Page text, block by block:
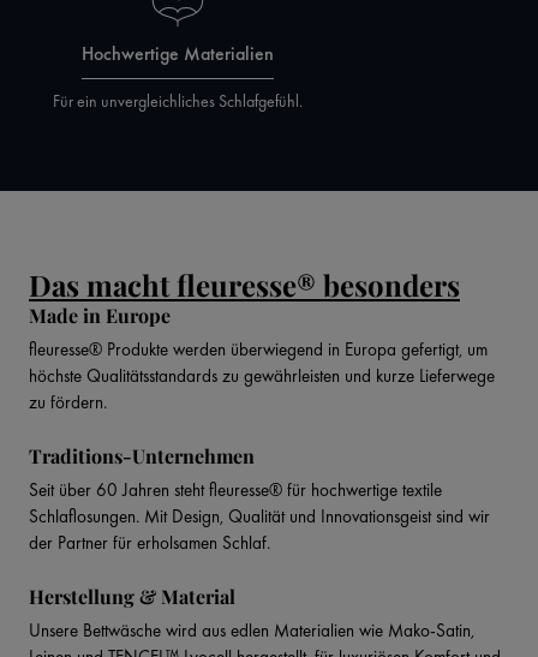
Hochwertige Materialien
Für ein unvergleichliches Schlafgefühl.
Das macht fleuresse® besonders
Made in Europe
fleuresse® Produkte werden überwiegend in Europa gefertigt, um
höchste Qualitätsstandards zu gewährleisten und kurze Lieferwege
zu fördern.
Traditions-Unternehmen
Seit über 60 Jahren steht fleuresse® für hochwertige textile
Schlaflosungen. Mit Design, Qualität und Innovationsgeist sind wir
der Partner für erholsamen Schlaf.
Herstellung & Material
Unsere Bettwäsche wird aus edlen Materialien wie Mako-Satin,